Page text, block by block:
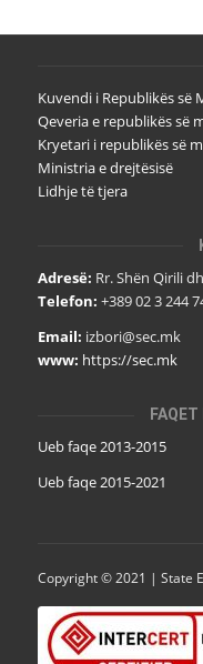
Kuvendi i Republikës së
Qeveria e republikës së
Kryetari i republikës së
Ministria e drejtësisë
Lidhje të tjera
Adresë: Rr. Shën Qirili
Telefon: +389 02 3 244
Email: izbori@sec.mk
www: https://sec.mk
Ueb faqe 2013-2015
Ueb faqe 2015-2021
Copyright © 2021 | State